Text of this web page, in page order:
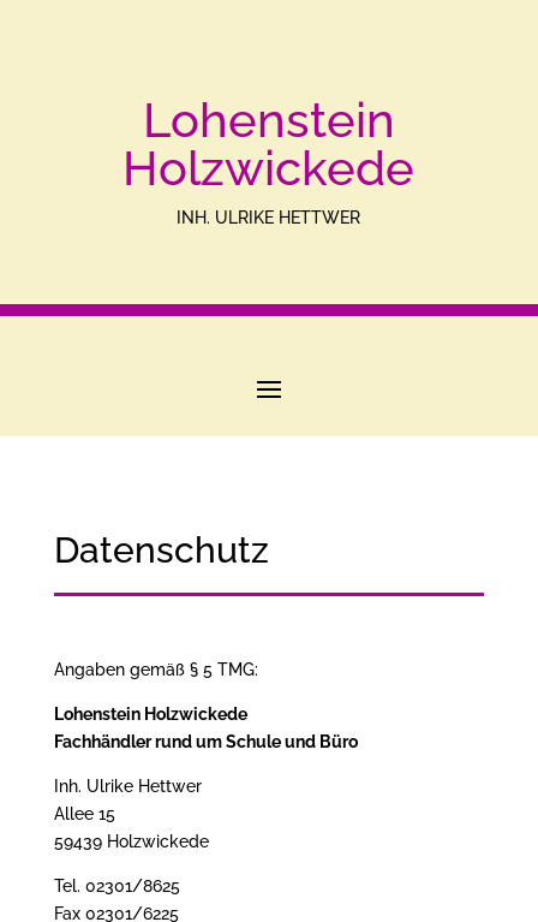
Lohenstein
Holzwickede
INH. ULRIKE HETTWER
Datenschutz
Angaben gemäß § 5 TMG:
Lohenstein Holzwickede
Fachhändler rund um Schule und Büro
Inh. Ulrike Hettwer
Allee 15
59439 Holzwickede
Tel. 02301/8625
Fax 02301/6225